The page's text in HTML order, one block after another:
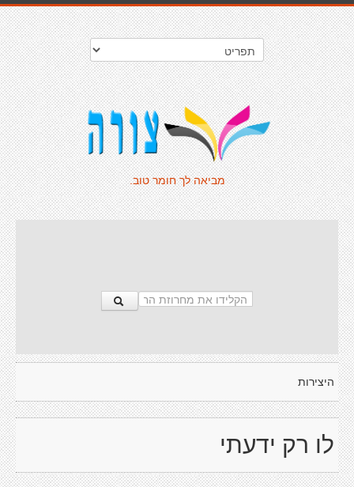
מביאה לך חומר טוב.
היצירות
לו רק ידעתי